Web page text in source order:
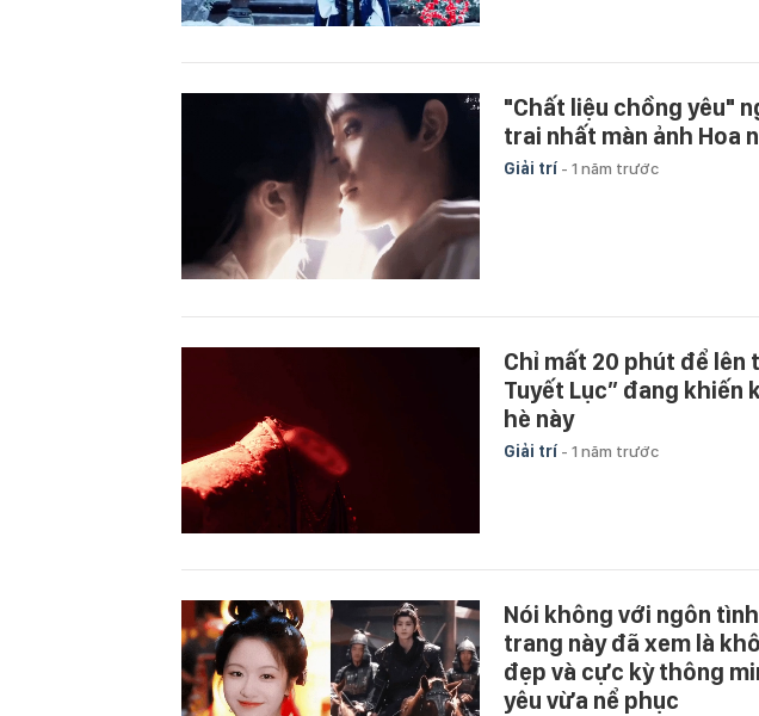
"Chất liệu chồng yêu"
trai nhất màn ảnh Hoa
Giải trí - 1 năm trước
Chỉ mất 20 phút để lên
Tuyết Lục” đang
hè này
Giải trí - 1 năm trước
Nói không với ngôn
trang này đã xem là
đẹp và cực kỳ thông
yêu vừa nể phục